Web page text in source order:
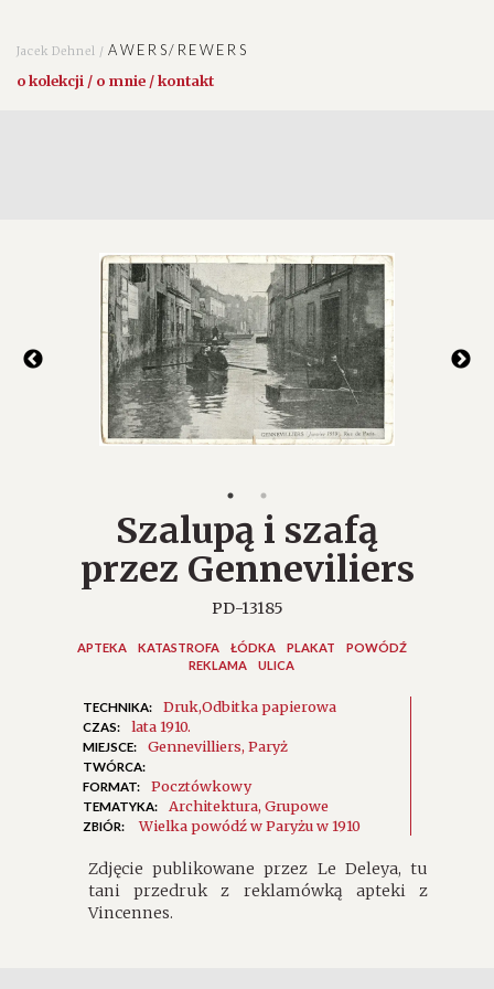
Jacek Dehnel /AWERS/REWERS
o kolekcji / o mnie / kontakt
Szalupą i szafą
przez Genneviliers
PD-13185
APTEKA KATASTROFA ŁÓDKA PLAKAT
POWÓDŹ
REKLAMA
ULICA
TECHNIKA: DrukOdbitka papierowa
CZAS: lata 1910.
MIEJSCE: Gennevilliers Paryż
TWÓRCA:
FORMAT:
Pocztówkowy
TEMATYKA: Architektura Grupowe
ZBIÓR: Wielka powódź w Paryżu w 1910
Zdjęcie publikowane przez Le Deleya, tu
tani przedruk z reklamówką apteki z
Vincennes.